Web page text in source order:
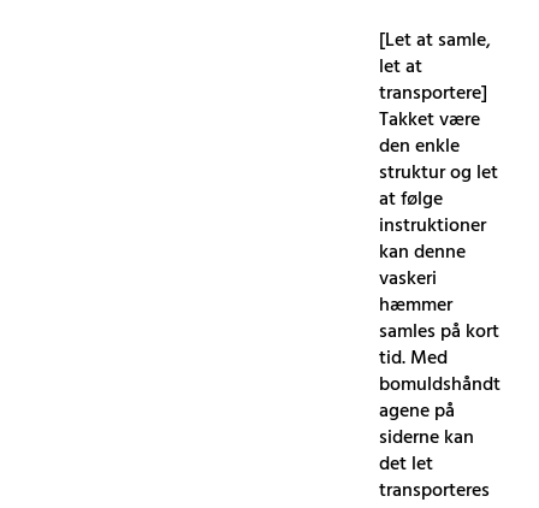
[Let at samle,
let at
transportere]
Takket være
den enkle
struktur og let
at følge
instruktioner
kan denne
vaskeri
hæmmer
samles på kort
tid. Med
bomuldshåndt
agene på
siderne kan
det let
transporteres